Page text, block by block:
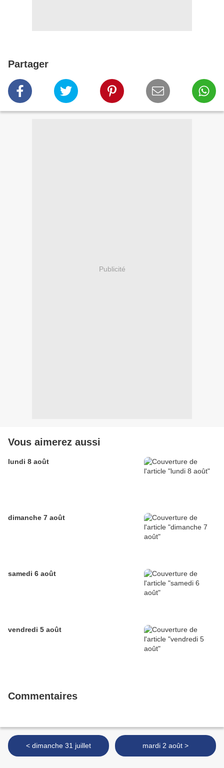
Partager
Publicité
Vous aimerez aussi
lundi 8 août
dimanche 7 août
samedi 6 août
vendredi 5 août
Commentaires
< dimanche 31 juillet mardi 2 août >